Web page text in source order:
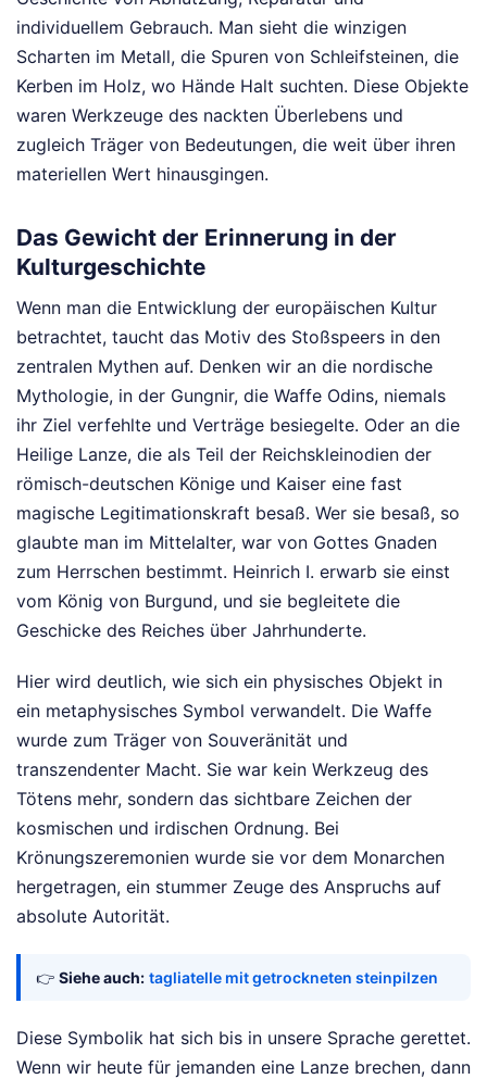
individuellem Gebrauch. Man sieht die winzigen
Scharten im Metall, die Spuren von Schleifsteinen, die
Kerben im Holz, wo Hände Halt suchten. Diese Objekte
waren Werkzeuge des nackten Überlebens und
zugleich Träger von Bedeutungen, die weit über ihren
materiellen Wert hinausgingen.
Das Gewicht der Erinnerung in der
Kulturgeschichte
Wenn man die Entwicklung der europäischen Kultur
betrachtet, taucht das Motiv des Stoßspeers in den
zentralen Mythen auf. Denken wir an die nordische
Mythologie, in der Gungnir, die Waffe Odins, niemals
ihr Ziel verfehlte und Verträge besiegelte. Oder an die
Heilige Lanze, die als Teil der Reichskleinodien der
römisch-deutschen Könige und Kaiser eine fast
magische Legitimationskraft besaß. Wer sie besaß, so
glaubte man im Mittelalter, war von Gottes Gnaden
zum Herrschen bestimmt. Heinrich I. erwarb sie einst
vom König von Burgund, und sie begleitete die
Geschicke des Reiches über Jahrhunderte.
Hier wird deutlich, wie sich ein physisches Objekt in
ein metaphysisches Symbol verwandelt. Die Waffe
wurde zum Träger von Souveränität und
transzendenter Macht. Sie war kein Werkzeug des
Tötens mehr, sondern das sichtbare Zeichen der
kosmischen und irdischen Ordnung. Bei
Krönungszeremonien wurde sie vor dem Monarchen
hergetragen, ein stummer Zeuge des Anspruchs auf
absolute Autorität.
👉 Siehe auch: tagliatelle mit getrockneten steinpilzen
Diese Symbolik hat sich bis in unsere Sprache gerettet.
Wenn wir heute für jemanden eine Lanze brechen, dann